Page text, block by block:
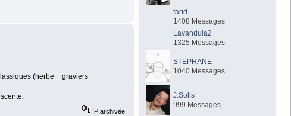
(herbe + graviers +
IP archivée
farid
1408 Messages
Lavandula2
1325 Messages
STEPHANE
1040 Messages
J.Solis
999 Messages